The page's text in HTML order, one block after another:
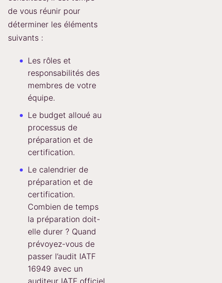
de vous réunir pour
déterminer les éléments
suivants :
Les rôles et
responsabilités des
membres de votre
équipe.
Le budget alloué au
processus de
préparation et de
certification.
Le calendrier de
préparation et de
certification.
Combien de temps
la préparation doit-
elle durer ? Quand
prévoyez-vous de
passer l’audit IATF
16949 avec un
auditeur IATF officiel